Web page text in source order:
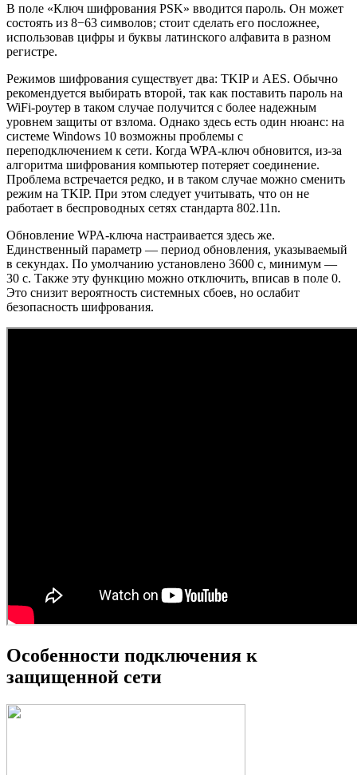
В поле «Ключ шифрования PSK» вводится пароль. Он может
состоять из 8−63 символов; стоит сделать его посложнее,
использовав цифры и буквы латинского алфавита в разном
регистре.
Режимов шифрования существует два: TKIP и AES. Обычно
рекомендуется выбирать второй, так как поставить пароль на
WiFi-роутер в таком случае получится с более надежным
уровнем защиты от взлома. Однако здесь есть один нюанс: на
системе Windows 10 возможны проблемы с
переподключением к сети. Когда WPA-ключ обновится, из-за
алгоритма шифрования компьютер потеряет соединение.
Проблема встречается редко, и в таком случае можно сменить
режим на TKIP. При этом следует учитывать, что он не
работает в беспроводных сетях стандарта 802.11n.
Обновление WPA-ключа настраивается здесь же.
Единственный параметр — период обновления, указываемый
в секундах. По умолчанию установлено 3600 с, минимум —
30 с. Также эту функцию можно отключить, вписав в поле 0.
Это снизит вероятность системных сбоев, но ослабит
безопасность шифрования.
Особенности подключения к
защищенной сети